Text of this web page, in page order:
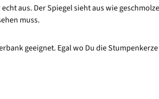
aus. Der Spiegel sieht aus wie
muss.
geeignet. Egal wo Du die